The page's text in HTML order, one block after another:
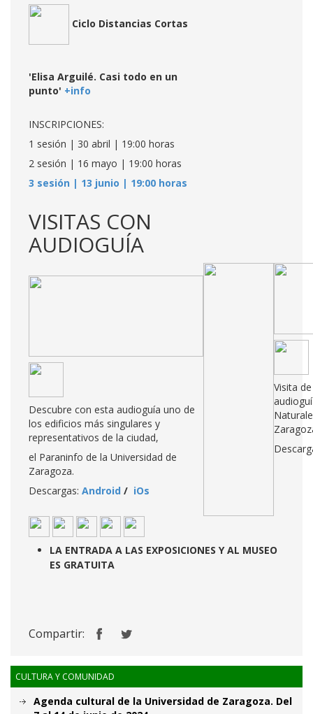
Ciclo Distancias Cortas
'Elisa Arguilé. Casi todo en un
punto' +info
INSCRIPCIONES:
1 sesión | 30 abril | 19:00 horas
2 sesión | 16 mayo | 19:00 horas
3 sesión | 13 junio | 19:00 horas
VISITAS CON
AUDIOGUÍA
Descubre con esta audioguía uno de
los edificios más singulares y
representativos de la ciudad,
el Paraninfo de la Universidad de
Zaragoza.
Descargas: Android / iOs
Visita
LA ENTRADA A LAS EXPOSICIONES Y AL MUSEO
ES GRATUITA
Compartir:
CULTURA Y COMUNIDAD
Agenda cultural de la Universidad de Zaragoza. Del